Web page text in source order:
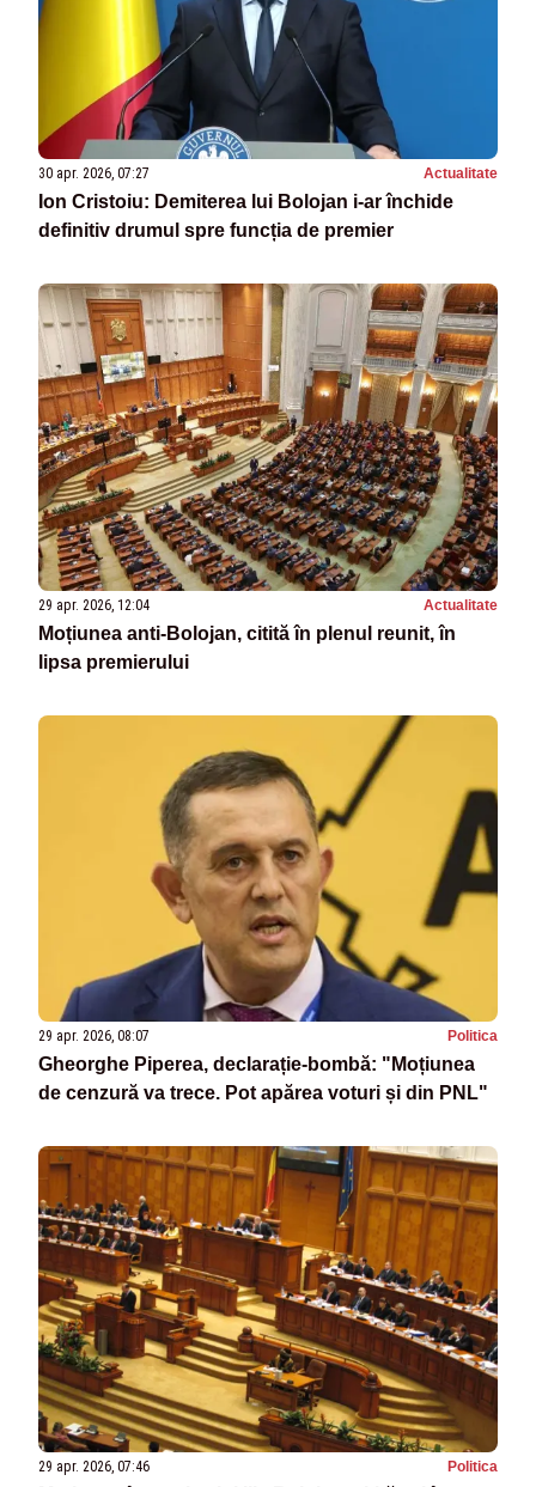
30 apr. 2026, 07:27 Actualitate
Ion Cristoiu: Demiterea lui Bolojan i-ar închide
definitiv drumul spre funcția de premier
29 apr. 2026, 12:04 Actualitate
Moțiunea anti‑Bolojan, citită în plenul reunit, în
lipsa premierului
29 apr. 2026, 08:07 Politica
Gheorghe Piperea, declarație-bombă: "Moțiunea
de cenzură va trece. Pot apărea voturi și din PNL"
29 apr. 2026, 07:46 Politica